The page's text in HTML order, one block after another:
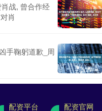
战, 曾合作经
肖
手鞠躬道歉_周
配资平台 配资官网